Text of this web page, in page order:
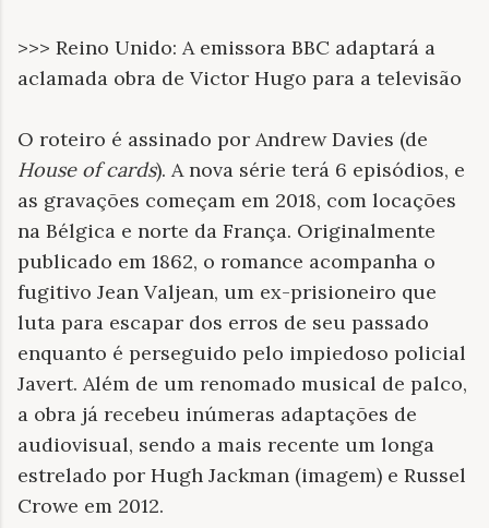
>>> Reino Unido: A emissora BBC adaptará a
aclamada obra de Victor Hugo para a televisão
O roteiro é assinado por Andrew Davies (de
House of cards). A nova série terá 6 episódios, e
as gravações começam em 2018, com locações
na Bélgica e norte da França. Originalmente
publicado em 1862, o romance acompanha o
fugitivo Jean Valjean, um ex-prisioneiro que
luta para escapar dos erros de seu passado
enquanto é perseguido pelo impiedoso policial
Javert. Além de um renomado musical de palco,
a obra já recebeu inúmeras adaptações de
audiovisual, sendo a mais recente um longa
estrelado por Hugh Jackman (imagem) e Russel
Crowe em 2012.